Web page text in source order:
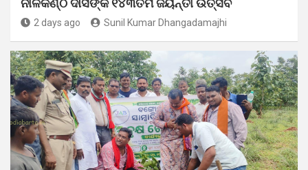
2 days ago Sunil Kumar Dhangadamajhi